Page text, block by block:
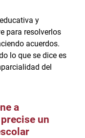
y
para resolverlos
acuerdos.
lo que se dice es
del
a
un